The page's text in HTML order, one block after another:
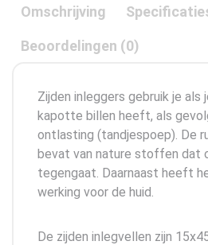
Omschrijving
Beoordelingen (0)
Zijden inleggers gebruik je als
kapotte billen heeft, als
ontlasting (tandjespoep). De
bevat van nature stoffen dat
tegengaat. Daarnaast heeft
werking voor de huid.
De zijden inlegvellen zijn